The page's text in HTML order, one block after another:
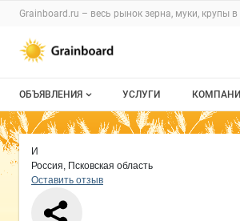
Раздел навигации по
Grainboard.ru – весь рынок зерна, муки, крупы в
Авторизация и меню
Навигация по разделам сайта
ОБЪЯВЛЕНИЯ
Все объявления
Мои объявления
УСЛУГИ
О
Страница
Страница компании
Краткая информация о
И
Россия, Псковская область
Оставить отзыв